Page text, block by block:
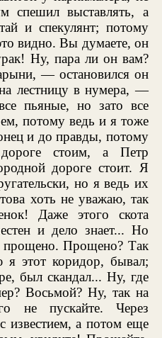
спешил выставлять, а
и спекулянт; потому
видно. Вы думаете, он
Ну, пара ли он вам?
— остановился он
лестницу в нумера, —
пьяные, но зато все
потому ведь и я тоже
и до правды, потому
стоим, а Петр
дороге стоит. Я
но я ведь их
хоть не уважаю, так
Даже этого скота
и дело знает... Но
прощено. Прощено? Так
этот коридор, бывал;
был скандал... Ну, где
Восьмой? Ну, так на
не пускайте. Через
известием, а потом еще